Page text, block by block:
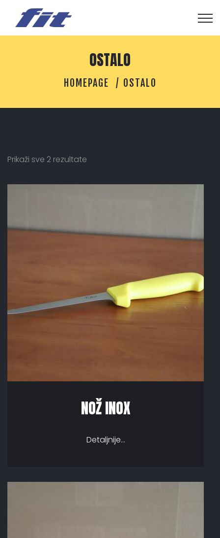
OSTALO
HOMEPAGE OSTALO
Prikaži sve 2 rezultate
NOŽ INOX
Detaljnije...